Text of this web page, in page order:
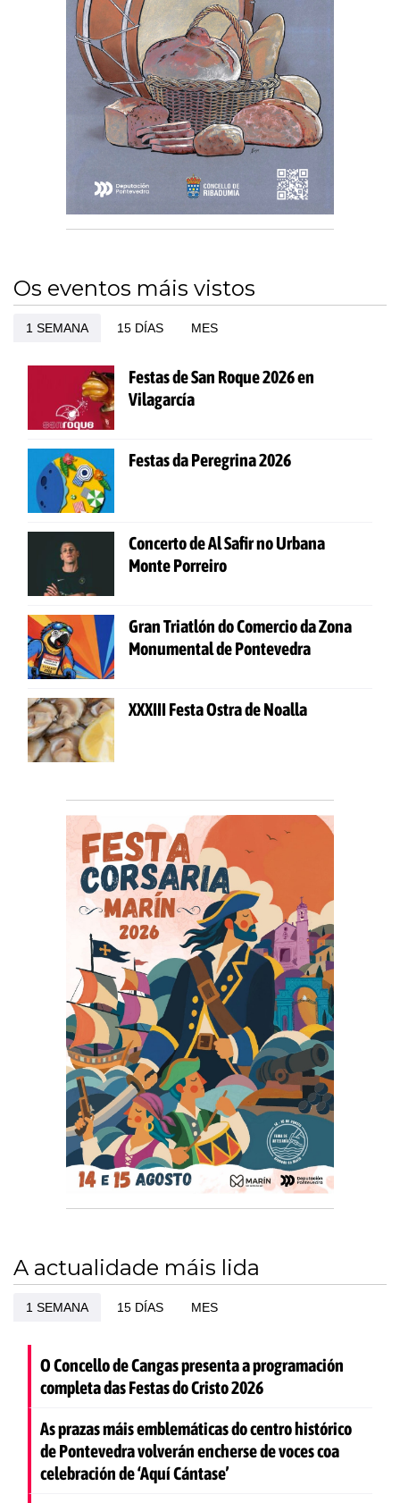
Os eventos máis vistos
1 SEMANA 15 DÍAS MES
Festas de San Roque 2026 en
Vilagarcía
Festas da Peregrina 2026
Concerto de Al Safir no Urbana
Monte Porreiro
Gran Triatlón do Comercio da Zona
Monumental de Pontevedra
XXXIII Festa Ostra de Noalla
A actualidade máis lida
1 SEMANA 15 DÍAS MES
O Concello de Cangas presenta a programación
completa das Festas do Cristo 2026
As prazas máis emblemáticas do centro histórico
de Pontevedra volverán encherse de voces coa
celebración de ‘Aquí Cántase’